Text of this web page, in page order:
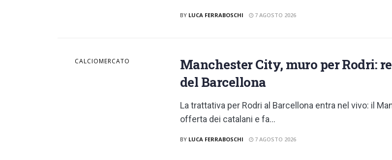
BY LUCA FERRABOSCHI 7 AGOSTO 2026
CALCIOMERCATO
Manchester City, muro per Rodri:
del Barcellona
La trattativa per Rodri al Barcellona entra nel vivo: il
offerta dei catalani e fa...
BY LUCA FERRABOSCHI 7 AGOSTO 2026